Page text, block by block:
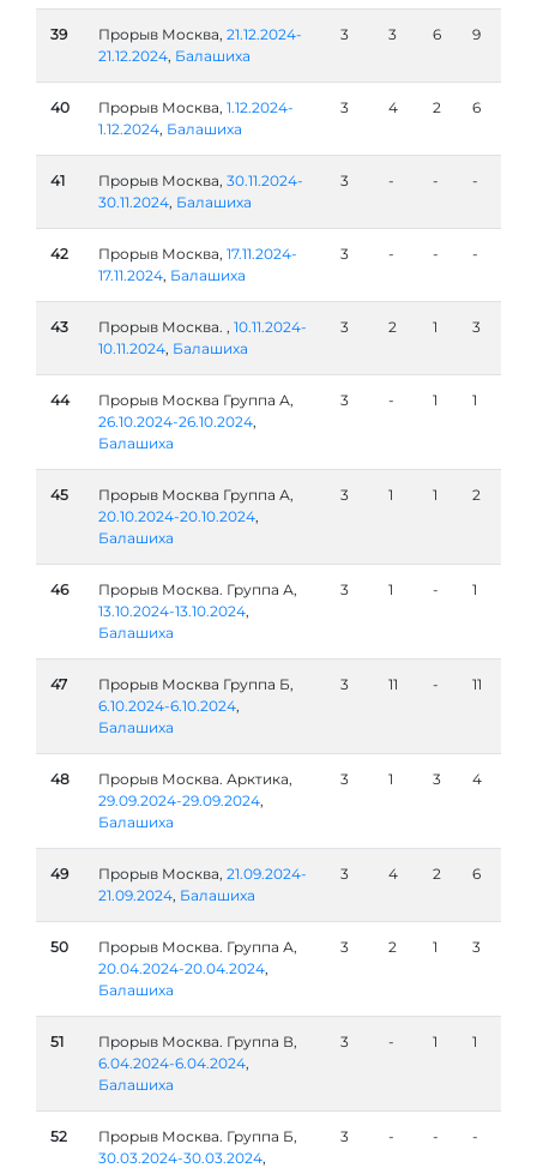
39 Прорыв Москва, 21.12.2024-
21.12.2024, Балашиха
3 3 6 9
40 Прорыв Москва, 1.12.2024-
1.12.2024, Балашиха
3 4 2 6
41 Прорыв Москва, 30.11.2024-
30.11.2024, Балашиха
3 - - -
42 Прорыв Москва, 17.11.2024-
17.11.2024, Балашиха
3 - - -
43 Прорыв Москва. , 10.11.2024-
10.11.2024, Балашиха
3 2 1 3
44
Прорыв Москва Группа А,
26.10.2024-26.10.2024,
Балашиха
3 - 1 1
45
Прорыв Москва Группа А,
20.10.2024-20.10.2024,
Балашиха
3 1 1 2
46
Прорыв Москва. Группа А,
13.10.2024-13.10.2024,
Балашиха
3 1 - 1
47
Прорыв Москва Группа Б,
6.10.2024-6.10.2024,
Балашиха
3 11 - 11
48
Прорыв Москва. Арктика,
29.09.2024-29.09.2024,
Балашиха
3 1 3 4
49 Прорыв Москва, 21.09.2024-
21.09.2024, Балашиха
3 4 2 6
50
Прорыв Москва. Группа А,
20.04.2024-20.04.2024,
Балашиха
3 2 1 3
51
Прорыв Москва. Группа В,
6.04.2024-6.04.2024,
Балашиха
3 - 1 1
52
Прорыв Москва. Группа Б,
30.03.2024-30.03.2024,
3 - - -